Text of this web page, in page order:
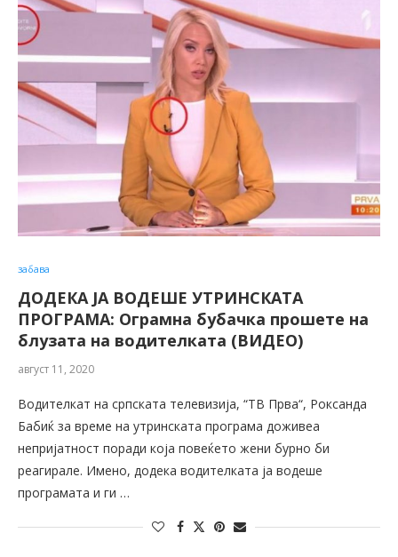
забава
ДОДЕКА ЈА ВОДЕШЕ УТРИНСКАТА
ПРОГРАМА: Ограмна бубачка прошете на
блузата на водителката (ВИДЕО)
август 11, 2020
Водителкат на српската телевизија, “ТВ Прва“, Роксанда
Бабиќ за време на утринската програма доживеа
непријатност поради која повеќето жени бурно би
реагирале. Имено, додека водителката ја водеше
програмата и ги …